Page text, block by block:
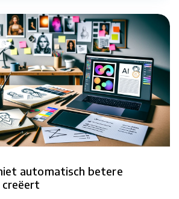
automatisch betere
creëert